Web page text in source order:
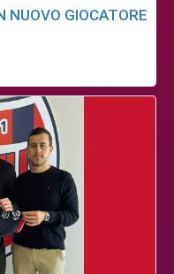
NUOVO GIOCATORE